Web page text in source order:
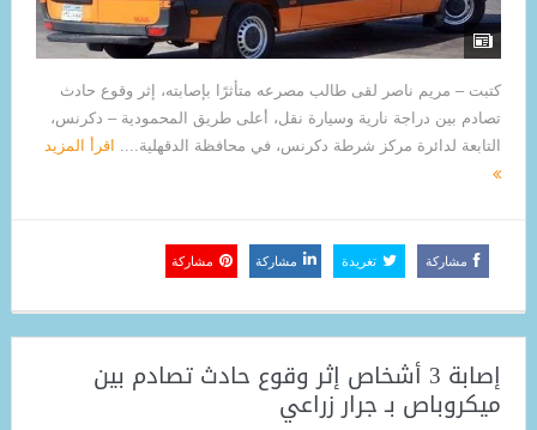
كتبت – مريم ناصر لقى طالب مصرعه متأثرًا بإصابته، إثر وقوع حادث
تصادم بين دراجة نارية وسيارة نقل، أعلى طريق المحمودية – دكرنس،
التابعة لدائرة مركز شرطة دكرنس، في محافظة الدقهلية.... اقرأ المزيد
مشاركة تغريدة مشاركة مشاركة
إصابة 3 أشخاص إثر وقوع حادث تصادم بين
ميكروباص بـ جرار زراعي